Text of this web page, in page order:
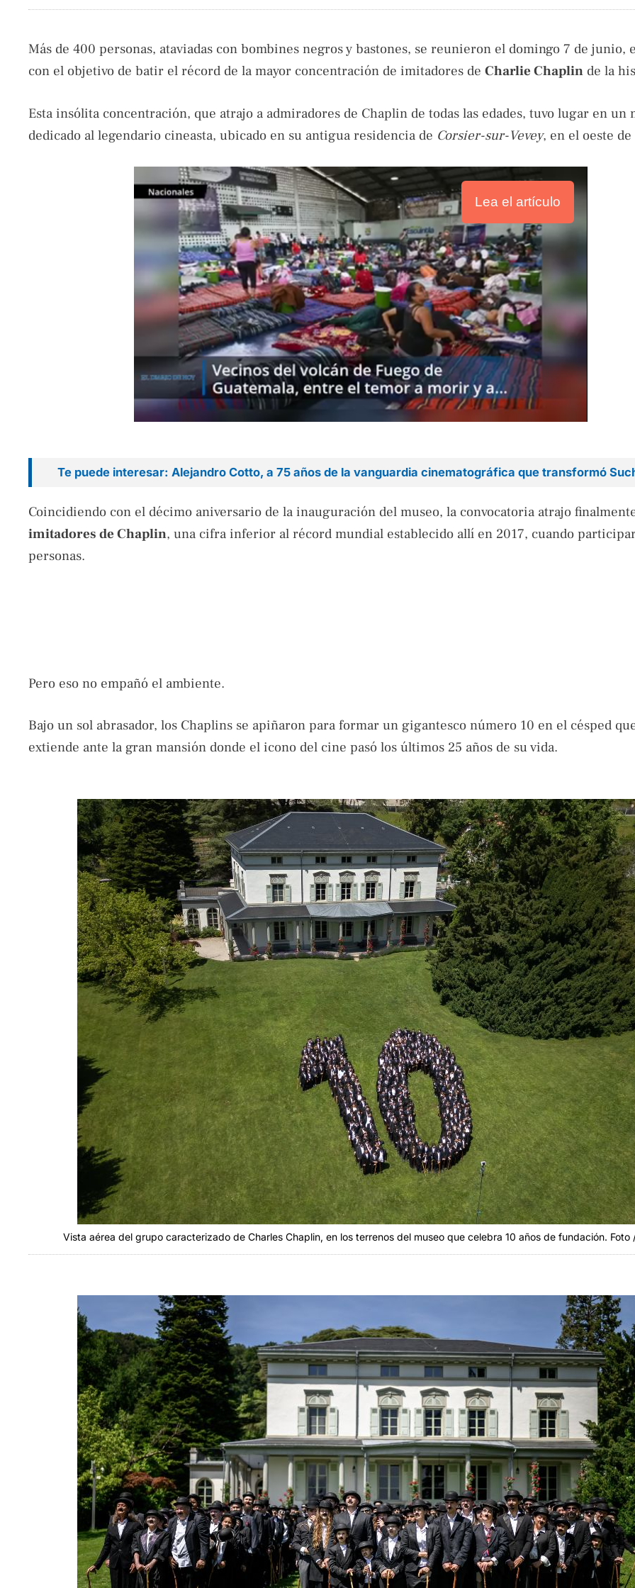
Más de 400 personas, ataviadas con bombines negros y bastones, se reunieron el domingo 7 de junio,
con el objetivo de batir el récord de la mayor concentración de imitadores de Charlie Chaplin de la
Esta insólita concentración, que atrajo a admiradores de Chaplin de todas las edades, tuvo lugar en un
dedicado al legendario cineasta, ubicado en su antigua residencia de Corsier-sur-Vevey, en el oeste de
Lea el artículo
Te puede interesar: Alejandro Cotto, a 75 años de la vanguardia cinematográfica que transformó
Coincidiendo con el décimo aniversario de la inauguración del museo, la convocatoria atrajo
imitadores de Chaplin, una cifra inferior al récord mundial establecido allí en 2017, cuando
personas.
Pero eso no empañó el ambiente.
Bajo un sol abrasador, los Chaplins se apiñaron para formar un gigantesco número 10 en el césped
extiende ante la gran mansión donde el icono del cine pasó los últimos 25 años de su vida.
Vista aérea del grupo caracterizado de Charles Chaplin, en los terrenos del museo que celebra 10 años de fundación. Foto